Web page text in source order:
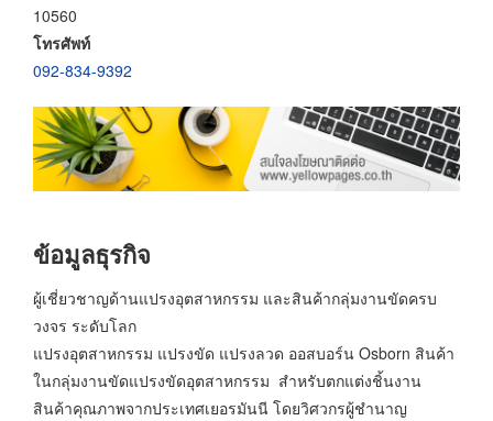
10560
โทรศัพท์
092-834-9392
ข้อมูลธุรกิจ
ผู้เชี่ยวชาญด้านแปรงอุตสาหกรรม และสินค้ากลุ่มงานขัดครบ
วงจร ระดับโลก
แปรงอุตสาหกรรม แปรงขัด แปรงลวด ออสบอร์น Osborn สินค้า
ในกลุ่มงานขัดแปรงขัดอุตสาหกรรม สำหรับตกแต่งชิ้นงาน
สินค้าคุณภาพจากประเทศเยอรมันนี โดยวิศวกรผู้ชำนาญ